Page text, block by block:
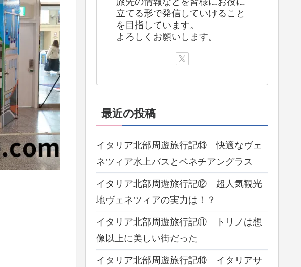
立てる形で発信していけること
を目指しています。
よろしくお願いします。
最近の投稿
イタリア北部周遊旅行記⑬ 快適なヴェ
ネツィア水上バスとベネチアングラス
イタリア北部周遊旅行記⑫ 超人気観光
地ヴェネツィアの実力は！？
イタリア北部周遊旅行記⑪ トリノは想
像以上に美しい街だった
イタリア北部周遊旅行記⑩ イタリアサ